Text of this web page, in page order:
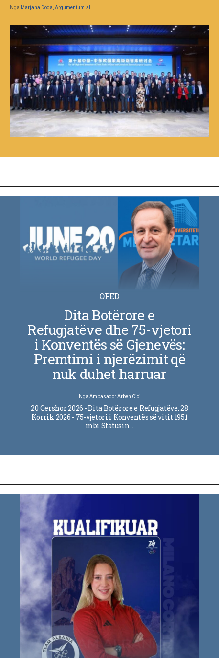
Nga Marjana Doda, Argumentum.al
OPED
Dita Botërore e
Refugjatëve dhe 75-vjetori
i Konventës së Gjenevës:
Premtimi i njerëzimit që
nuk duhet harruar
Nga Ambasador Arben Cici
20 Qershor 2026 - Dita Botërore e Refugjatëve. 28
Korrik 2026 - 75-vjetori i Konventës së vitit 1951
mbi Statusin…